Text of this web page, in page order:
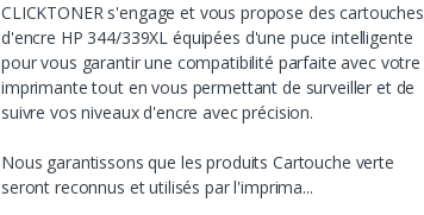
CLICKTONER s'engage et vous propose des cartouches
d'encre HP 344/339XL équipées d'une puce intelligente
pour vous garantir une compatibilité parfaite avec votre
imprimante tout en vous permettant de surveiller et de
suivre vos niveaux d'encre avec précision.
Nous garantissons que les produits Cartouche verte
seront reconnus et utilisés par l'imprima...